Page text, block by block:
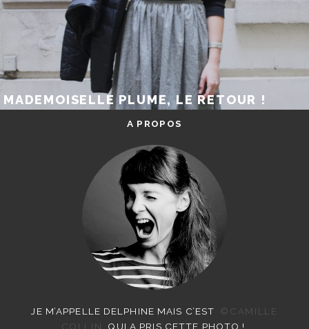
MADEMOISELLE PLUME, LE RETOUR !
A PROPOS
JE M’APPELLE DELPHINE MAIS C’EST
©CAMILLE
COLLIN
QUI A PRIS CETTE PHOTO !